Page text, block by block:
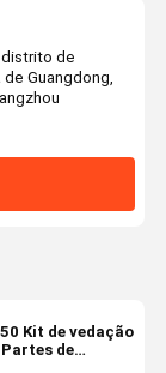
distrito de
Guangdong,
Kit de vedação
de